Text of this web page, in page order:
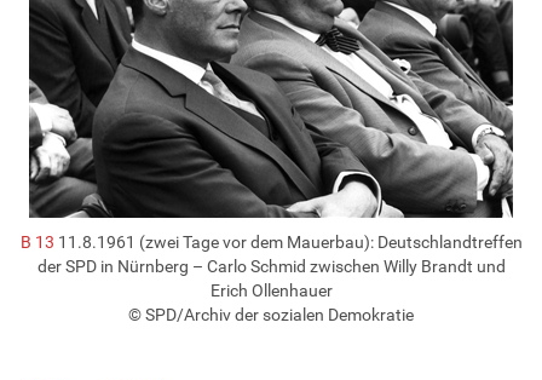
B 13 11.8.1961 (zwei Tage vor dem Mauerbau): Deutschlandtreffen
der SPD in Nürnberg – Carlo Schmid zwischen Willy Brandt und
Erich Ollenhauer
© SPD/Archiv der sozialen Demokratie